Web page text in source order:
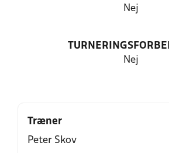
Nej
Nej
Træner
Peter Skov